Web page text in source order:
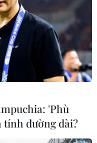
'Phù
tính đường dài?